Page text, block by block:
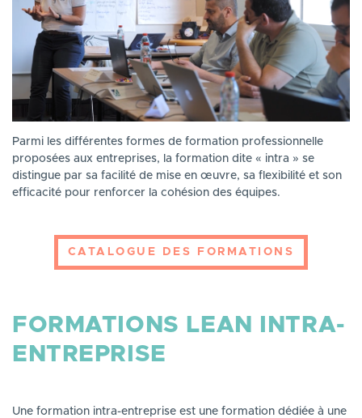
Parmi les différentes formes de formation professionnelle
proposées aux entreprises, la formation dite « intra » se
distingue par sa facilité de mise en œuvre, sa flexibilité et son
efficacité pour renforcer la cohésion des équipes.
CATALOGUE DES FORMATIONS
FORMATIONS LEAN INTRA-
ENTREPRISE
Une formation intra-entreprise est une formation dédiée à une